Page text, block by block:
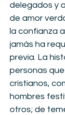
delegados y
de amor
la confianza
jamás ha
previa. La
personas
cristianos,
hombres
otros; de